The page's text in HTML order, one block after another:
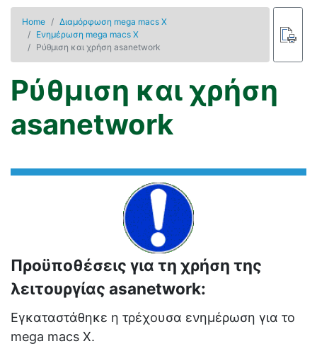
Home
Διαμόρφωση mega macs X
Ενημέρωση mega macs X
Ρύθμιση και χρήση asanetwork
Ρύθμιση και χρήση
asanetwork
Προϋποθέσεις για τη χρήση της
λειτουργίας asanetwork:
Εγκαταστάθηκε η τρέχουσα ενημέρωση για το
mega macs Χ.